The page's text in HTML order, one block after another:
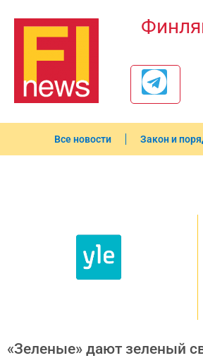
Все новости Закон и
«Зеленые» дают зеленый